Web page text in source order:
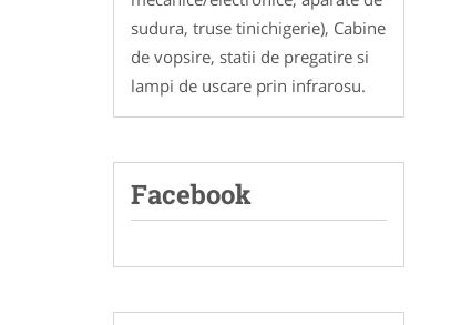
sudura, truse tinichigerie), Cabine
de vopsire, statii de pregatire si
lampi de uscare prin infrarosu.
Facebook